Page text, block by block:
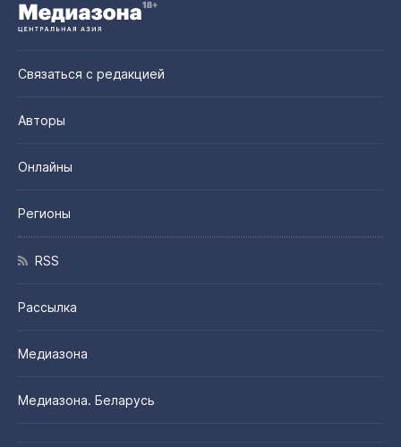
Связаться с редакцией
Авторы
Онлайны
Регионы
RSS
Рассылка
Медиазона
Медиазона. Беларусь